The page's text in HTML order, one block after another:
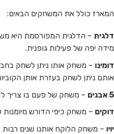
המארז כולל את המשחקים הבאים:
דלגית – הדלגית המפורסמת היא
מידה יפה של פעילות גופנית.
דומינו – משחק אותו ניתן לשחק
אותם ניתן לשחק בעזרת אותן
5 אבנים
– משחק של פעם בו צריך
דוקים – משחק כיפי הדורש
יויו – משחק הלוקח אותנו שנים רבות